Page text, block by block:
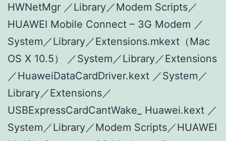
HWNetMgr ／Library／Modem Scripts／
HUAWEI Mobile Connect – 3G Modem ／
System／Library／Extensions.mkext（Mac
OS X 10.5） ／System／Library／Extensions
／HuaweiDataCardDriver.kext ／System／
Library／Extensions／
USBExpressCardCantWake_ Huawei.kext ／
System／Library／Modem Scripts／HUAWEI